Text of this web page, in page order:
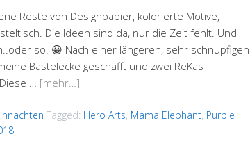
Reste von Designpapier, kolorierte Motive,
Die Ideen sind da, nur die Zeit fehlt. Und
so. 😀 Nach einer längeren, sehr schnupfigen
Bastelecke geschafft und zwei ReKas
… [mehr…]
Tagged: Hero Arts, Mama Elephant, Purple